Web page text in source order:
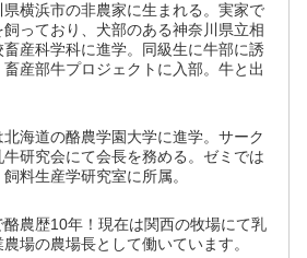
県横浜市の非農家に生まれる。実家で
飼っており、犬部のある神奈川県立相
畜産科学科に進学。同級生に牛部に誘
畜産部牛プロジェクトに入部。牛と出
北海道の酪農学園大学に進学。サーク
牛研究会にて会長を務める。ゼミでは
料生産学研究室に所属。
酪農歴10年！現在は関西の牧場にて乳
農場の農場長として働いています。